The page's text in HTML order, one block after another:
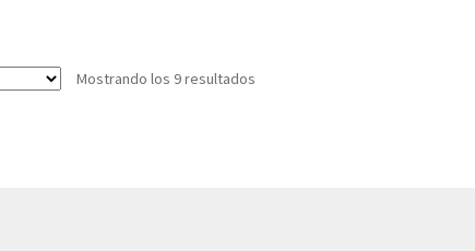
Mostrando los 9 resultadosOrdenado